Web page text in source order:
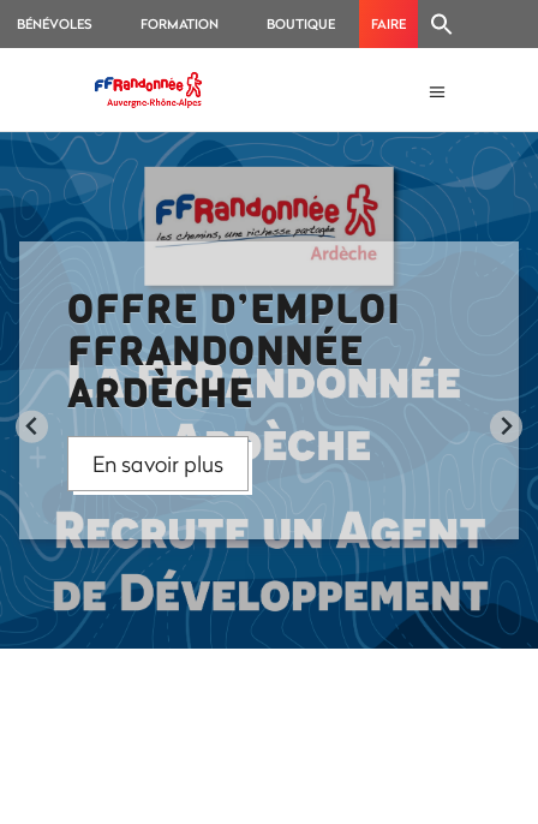
BÉNÉVOLES FORMATION BOUTIQUE FAIRE
OFFRE D’EMPLOI
FFRANDONNÉE
ARDÈCHE
En savoir plus